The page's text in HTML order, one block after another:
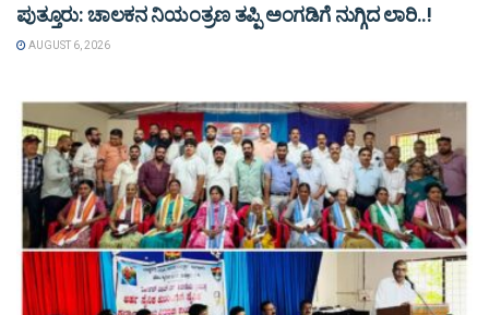
ಪುತ್ತೂರು: ಚಾಲಕನ ನಿಯಂತ್ರಣ ತಪ್ಪಿ ಅಂಗಡಿಗೆ ನುಗ್ಗಿದ ಲಾರಿ..!
AUGUST 6, 2026